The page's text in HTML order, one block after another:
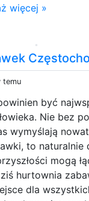
więcej »
temu
być
Nie bez
wymyślają
to naturalnie
mogą
hurtownia
dla